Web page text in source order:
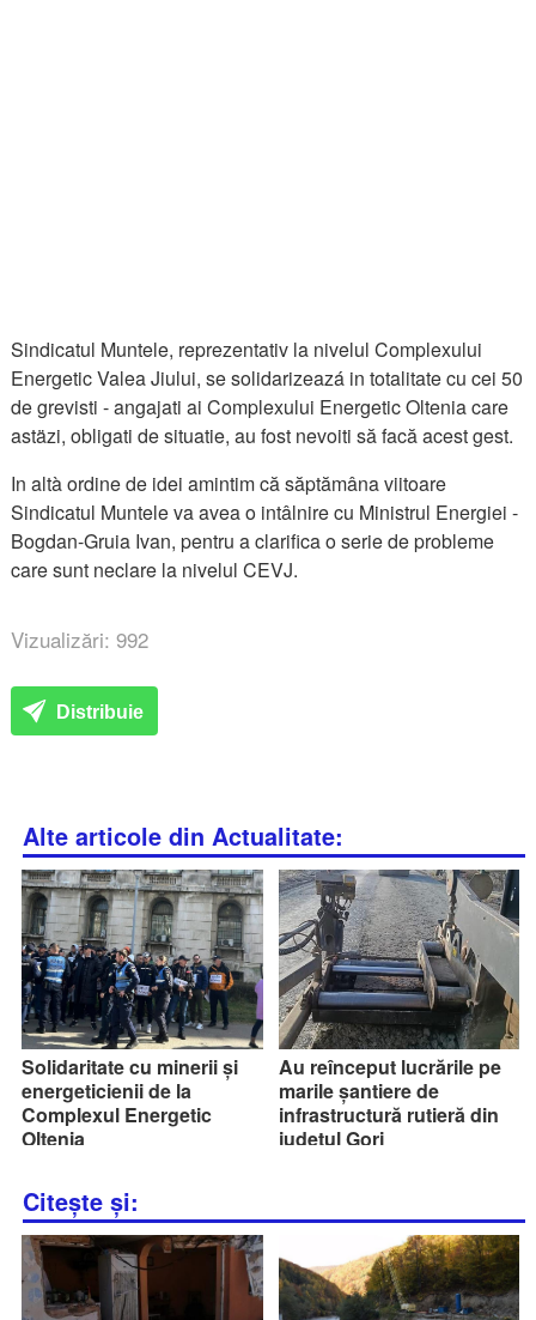
Sindicatul Muntele, reprezentativ la nivelul Complexului
Energetic Valea Jiului, se solidarizeazá in totalitate cu cei 50
de grevisti - angajati ai Complexului Energetic Oltenia care
astäzi, obligati de situatie, au fost nevoiti să facă acest gest.
In altà ordine de idei amintim că săptămâna viitoare
Sindicatul Muntele va avea o intâlnire cu Ministrul Energiei -
Bogdan-Gruia Ivan, pentru a clarifica o serie de probleme
care sunt neclare la nivelul CEVJ.
Vizualizări: 992
Distribuie
Alte articole din Actualitate:
Solidaritate cu minerii și
energeticienii de la
Complexul Energetic
Oltenia
Au reînceput lucrările pe
marile șantiere de
infrastructură rutieră din
județul Gorj
Citește și: